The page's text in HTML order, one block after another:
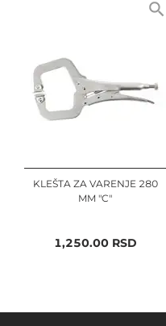
KLEŠTA ZA VARENJE 280
MM "C"
1,250.00RSD